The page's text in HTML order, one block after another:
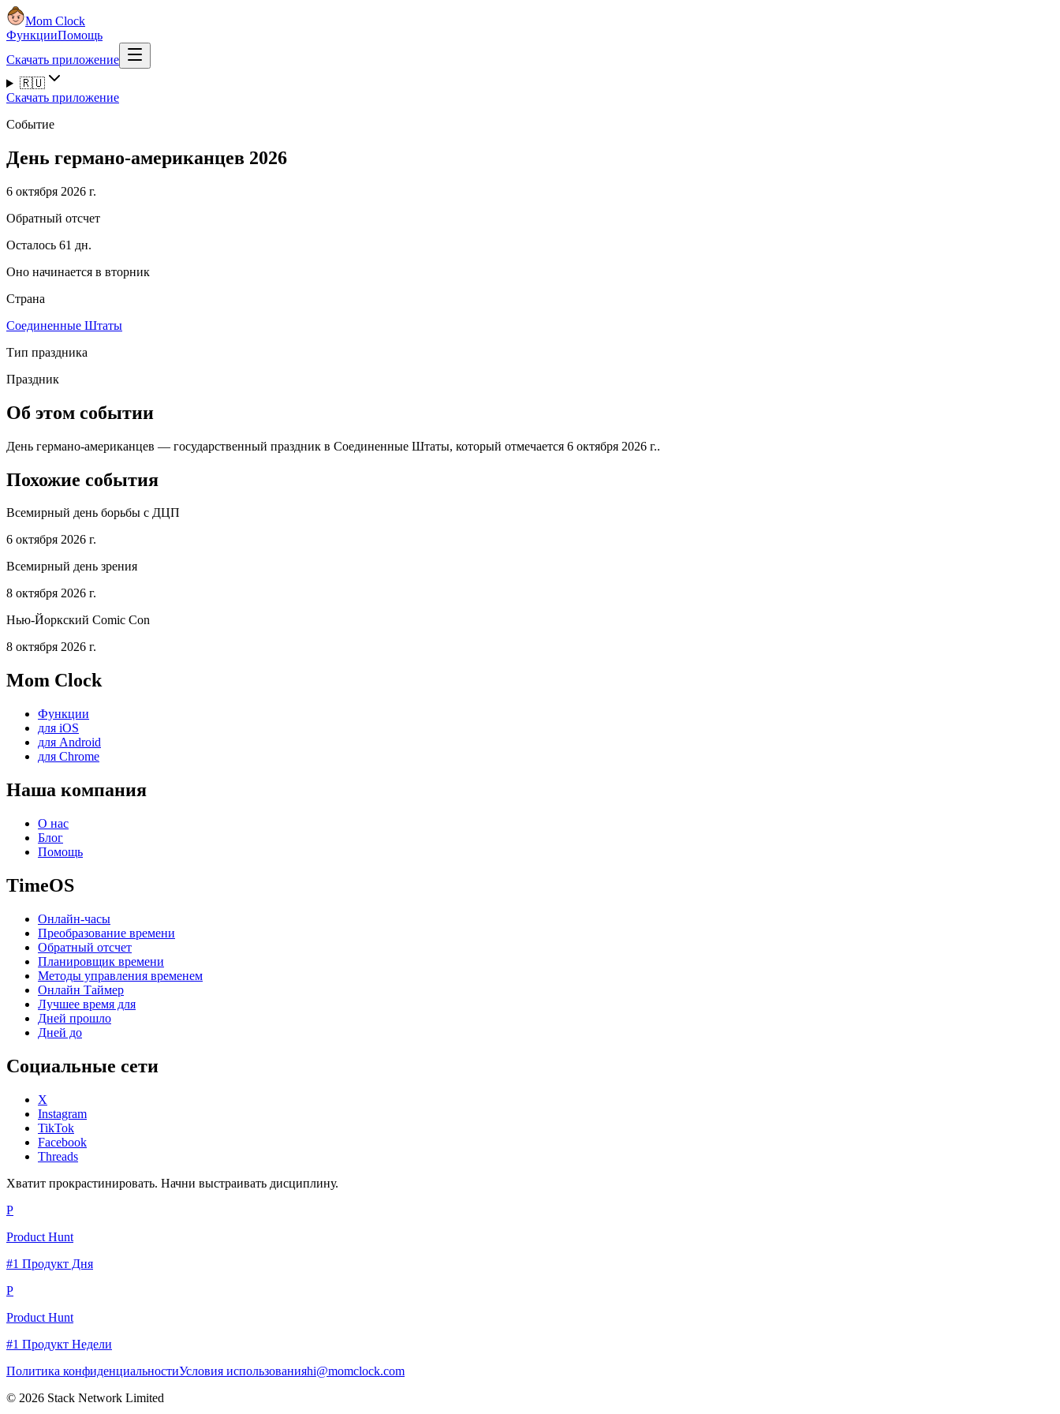
Mom Clock
ФункцииПомощь
Скачать приложение
🇷🇺
Скачать приложение
Событие
День германо-американцев 2026
6 октября 2026 г.
Обратный отсчет
Осталось 61 дн.
Оно начинается в вторник
Страна
Соединенные Штаты
Тип праздника
Праздник
Об этом событии
День германо-американцев — государственный праздник в Соединенные Штаты, который отмечается 6 октября 2026 г..
Похожие события
Всемирный день борьбы с ДЦП
6 октября 2026 г.
Всемирный день зрения
8 октября 2026 г.
Нью-Йоркский Comic Con
8 октября 2026 г.
Mom Clock
Функции
для iOS
для Android
для Chrome
Наша компания
О нас
Блог
Помощь
TimeOS
Онлайн-часы
Преобразование времени
Обратный отсчет
Планировщик времени
Методы управления временем
Онлайн Таймер
Лучшее время для
Дней прошло
Дней до
Социальные сети
X
Instagram
TikTok
Facebook
Threads
Хватит прокрастинировать. Начни выстраивать дисциплину.
P
Product Hunt
#1 Продукт Дня
P
Product Hunt
#1 Продукт Недели
Политика конфиденциальностиУсловия использованияhi@momclock.com
© 2026 Stack Network Limited